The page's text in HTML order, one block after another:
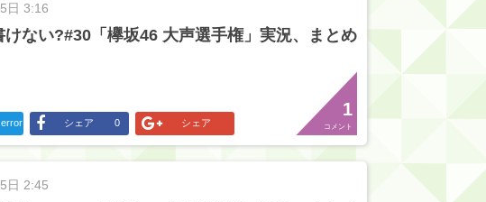
日 3:16
けない?#30「欅坂46 大声選手権」実況、まとめ
1
コメント
error シェア 0 シェア
日 2:45